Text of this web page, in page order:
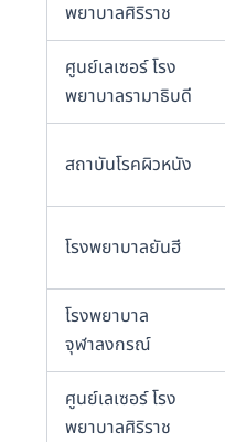
พยาบาลศิริราช
ศูนย์เลเซอร์ โรง
พยาบาลรามาธิบดี
สถาบันโรคผิวหนัง
โรงพยาบาลยันฮี
โรงพยาบาล
จุฬาลงกรณ์
ศูนย์เลเซอร์ โรง
พยาบาลศิริราช